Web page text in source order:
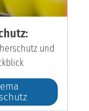
und